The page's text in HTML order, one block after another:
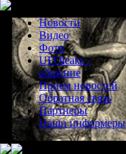
Новости
Видео
Фото
UFOleaks -
общение
Прием новостей
Обратная связь
Партнеры
Наши информеры